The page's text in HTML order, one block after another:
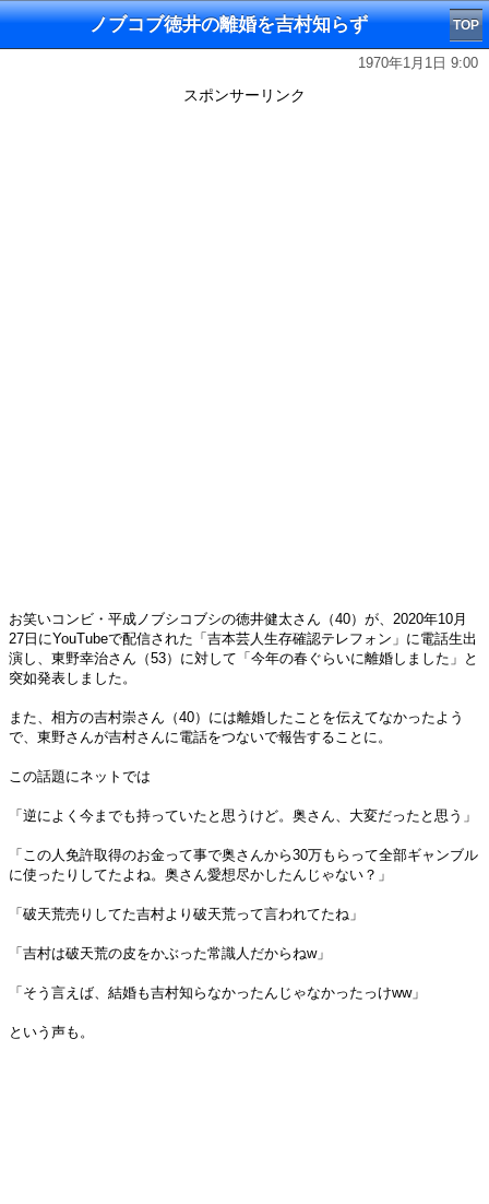
ノブコブ徳井の離婚を吉村知らず TOP
1970年1月1日 9:00
スポンサーリンク
お笑いコンビ・平成ノブシコブシの徳井健太さん（40）が、2020年10月
27日にYouTubeで配信された「吉本芸人生存確認テレフォン」に電話生出
演し、東野幸治さん（53）に対して「今年の春ぐらいに離婚しました」と
突如発表しました。
また、相方の吉村崇さん（40）には離婚したことを伝えてなかったよう
で、東野さんが吉村さんに電話をつないで報告することに。
この話題にネットでは
「逆によく今までも持っていたと思うけど。奥さん、大変だったと思う」
「この人免許取得のお金って事で奥さんから30万もらって全部ギャンブル
に使ったりしてたよね。奥さん愛想尽かしたんじゃない？」
「破天荒売りしてた吉村より破天荒って言われてたね」
「吉村は破天荒の皮をかぶった常識人だからねw」
「そう言えば、結婚も吉村知らなかったんじゃなかったっけww」
という声も。